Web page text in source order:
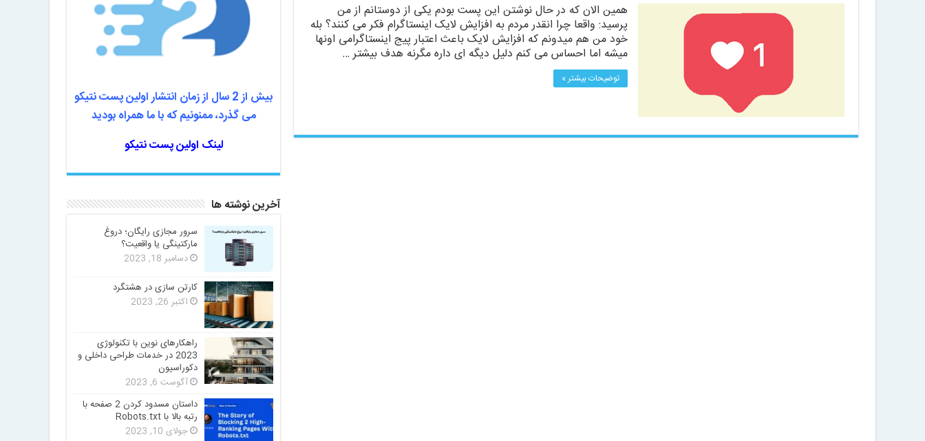
همین الان که در حال نوشتن این پست بودم یکی از دوستانم از من
پرسید: واقعا چرا انقدر مردم به افزایش لایک اینستاگرام فکر می کنند؟ بله
خود من هم میدونم که افزایش لایک باعث اعتبار پیج اینستاگرامی اونها
میشه اما احساس می کنم دلیل دیگه ای داره مگرنه هدف بیشتر …
توضیحات بیشتر »
بیش از 2 سال از زمان انتشار اولین پست نتیکو
می گذرد، ممنونیم که با ما همراه بودید
لینک اولین پست نتیکو
آخرین نوشته ها
سرور مجازی رایگان؛ دروغ
مارکتینگی یا واقعیت؟
دسامبر 18, 2023
کارتن سازی در هشتگرد
اکتبر 26, 2023
راهکارهای نوین با تکنولوژی
2023 در خدمات طراحی داخلی و
دکوراسیون
آگوست 6, 2023
داستان مسدود کردن 2 صفحه با
رتبه بالا با Robots.txt
جولای 10, 2023